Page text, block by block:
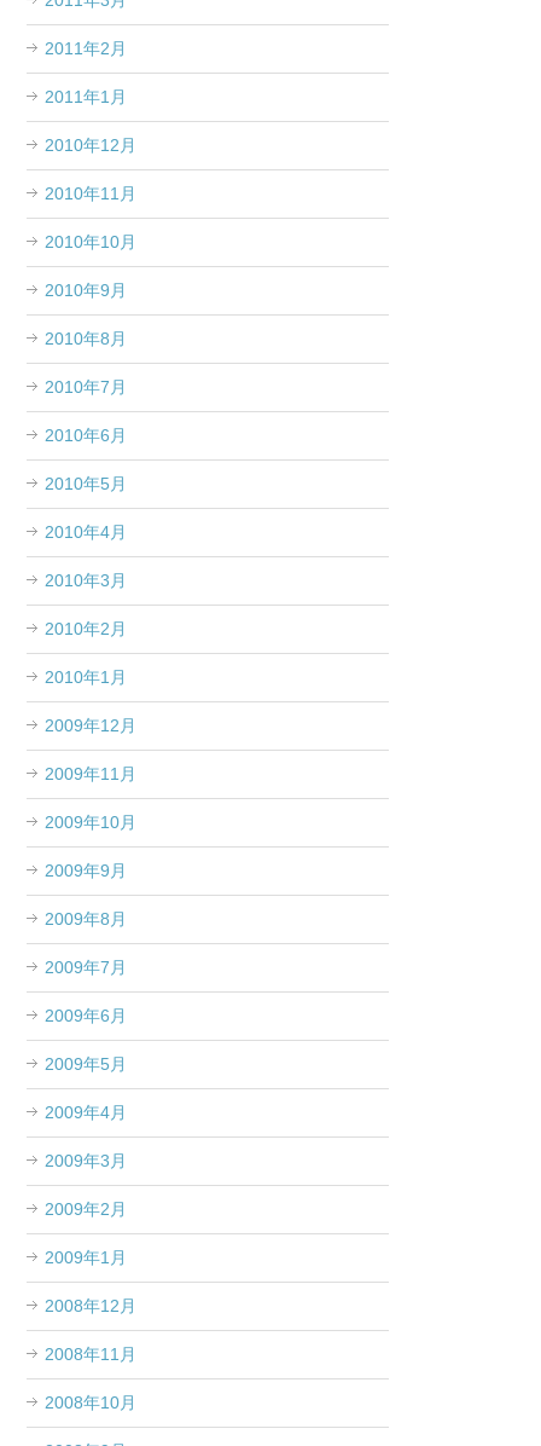
2011年2月
2011年1月
2010年12月
2010年11月
2010年10月
2010年9月
2010年8月
2010年7月
2010年6月
2010年5月
2010年4月
2010年3月
2010年2月
2010年1月
2009年12月
2009年11月
2009年10月
2009年9月
2009年8月
2009年7月
2009年6月
2009年5月
2009年4月
2009年3月
2009年2月
2009年1月
2008年12月
2008年11月
2008年10月